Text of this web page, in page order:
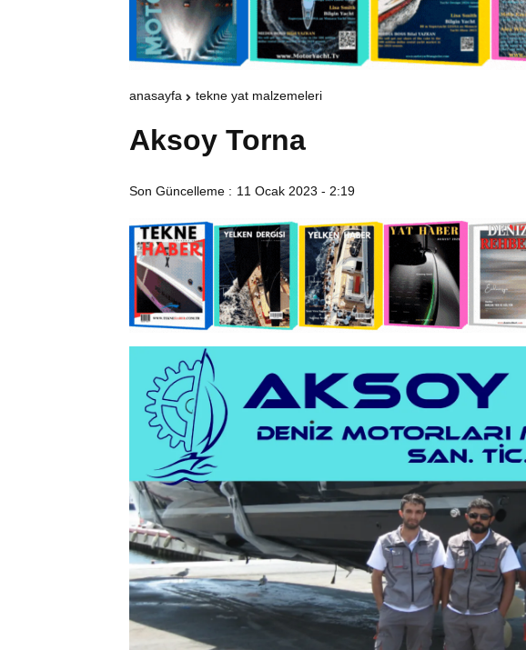
anasayfa tekne yat malzemeleri
Aksoy Torna
Son Güncelleme : 11 Ocak 2023 - 2:19